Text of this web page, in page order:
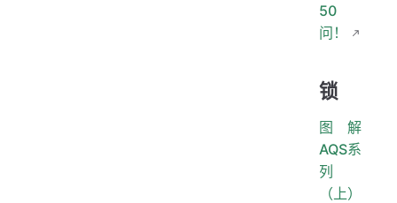
50
问！
锁
图解
AQS系
列
（上）